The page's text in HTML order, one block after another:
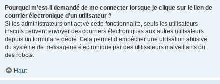
Pourquoi m’est-il demandé de me connecter lorsque je clique sur le lien de
courrier électronique d’un utilisateur ?
Si les administrateurs ont activé cette fonctionnalité, seuls les utilisateurs
inscrits peuvent envoyer des courriers électroniques aux autres utilisateurs
depuis un formulaire dédié. Cela permet d’empêcher une utilisation abusive
du système de messagerie électronique par des utilisateurs malveillants ou
des robots.
Haut